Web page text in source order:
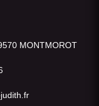
MONTMOROT